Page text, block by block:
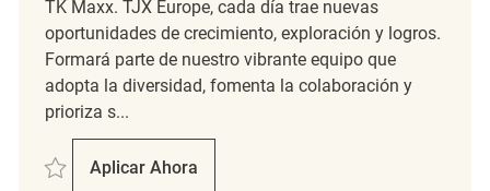
TK Maxx. TJX Europe, cada día trae nuevas
oportunidades de crecimiento, exploración y logros.
Formará parte de nuestro vibrante equipo que
adopta la diversidad, fomenta la colaboración y
prioriza s...
Salvar Verkäufer (m/w/d) REQ124364
Aplicar Ahora
Verkäufer (m/w/d)